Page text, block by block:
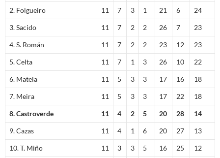
2. Folgueiro 11 7 3 1 21 6 24
3. Sacido 11 7 2 2 26 7 23
4. S. Román 11 7 2 2 23 12 23
5. Celta 11 7 1 3 26 10 22
6. Matela 11 5 3 3 17 16 18
7. Meira 11 5 3 3 17 22 18
8. Castroverde 11 4 2 5 20 28 14
9. Cazas 11 4 1 6 20 27 13
10. T. Miño 11 3 3 5 16 25 12